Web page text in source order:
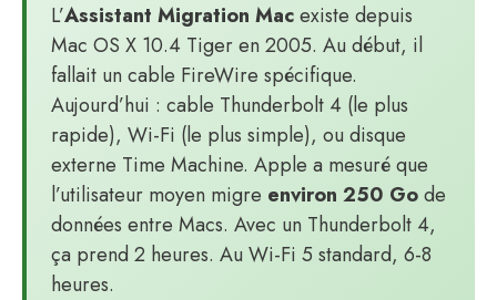
L’Assistant Migration Macexiste depuis
Mac OS X 10.4 Tiger en 2005. Au début, il
fallait un cable FireWire spécifique.
Aujourd’hui : cable Thunderbolt 4 (le plus
rapide), Wi-Fi (le plus simple), ou disque
externe Time Machine. Apple a mesuré que
l’utilisateur moyen migre environ 250 Gode
données entre Macs. Avec un Thunderbolt 4,
ça prend 2 heures. Au Wi-Fi 5 standard, 6-8
heures.